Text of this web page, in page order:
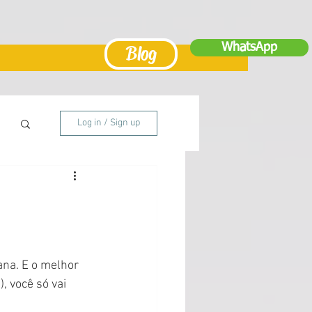
Blog WhatsApp
Log in / Sign up
E o melhor
você só vai